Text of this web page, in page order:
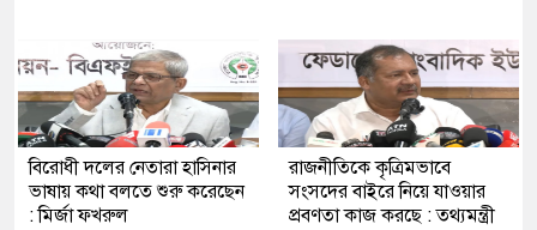
বিরোধী দলের নেতারা হাসিনার
ভাষায় কথা বলতে শুরু করেছেন
: মির্জা ফখরুল
রাজনীতিকে কৃত্রিমভাবে
সংসদের বাইরে নিয়ে যাওয়ার
প্রবণতা কাজ করছে : তথ্যমন্ত্রী